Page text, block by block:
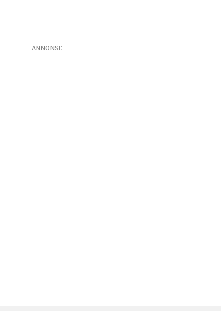
ANNONSE